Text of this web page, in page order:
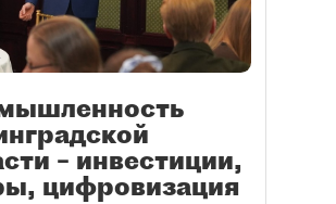
– инвестиции,
цифровизация